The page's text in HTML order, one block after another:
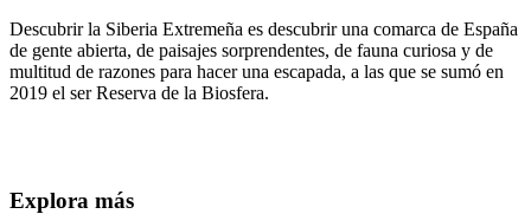
Descubrir la Siberia Extremeña es descubrir una comarca de España
de gente abierta, de paisajes sorprendentes, de fauna curiosa y de
multitud de razones para hacer una escapada, a las que se sumó en
2019 el ser Reserva de la Biosfera.
Explora más